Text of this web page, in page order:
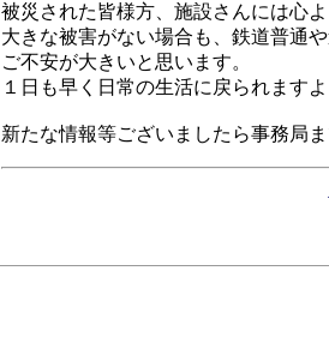
被災された皆様方、施設さんには心
大きな被害がない場合も、鉄道普通
ご不安が大きいと思います。
１日も早く日常の生活に戻られます
新たな情報等ございましたら事務局